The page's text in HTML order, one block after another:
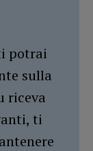
potrai
sulla
riceva
ti